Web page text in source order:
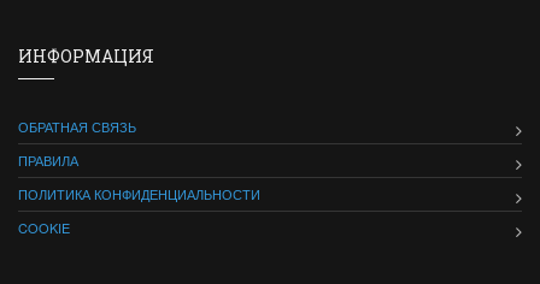
ИНФОРМАЦИЯ
ОБРАТНАЯ СВЯЗЬ
ПРАВИЛА
ПОЛИТИКА КОНФИДЕНЦИАЛЬНОСТИ
COOKIE